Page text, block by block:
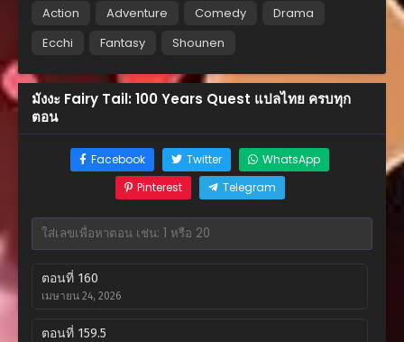
Action Adventure Comedy
Drama
Ecchi
Fantasy Shounen
มังงะ Fairy Tail: 100 Years Quest แปลไทย ครบทุก
ตอน
Facebook Twitter
WhatsApp
Pinterest
Telegram
ตอนที่ 160
เมษายน 24, 2026
ตอนที่ 159.5